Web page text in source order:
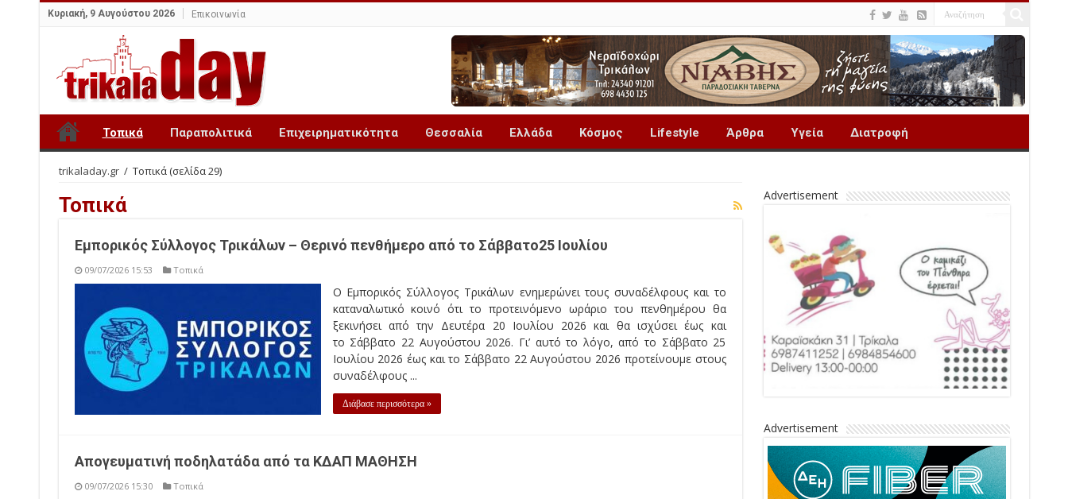
Κυριακή, 9 Αυγούστου 2026 Επικοινωνία
Τοπικά Παραπολιτικά Επιχειρηματικότητα Θεσσαλία Ελλάδα Κόσμος Lifestyle Άρθρα Υγεία Διατροφή
trikaladay.gr / Τοπικά(σελίδα 29)
Τοπικά
Εμπορικός Σύλλογος Τρικάλων – Θερινό πενθήμερο από το Σάββατο25 Ιουλίου
09/07/2026 15:53 Τοπικά
Ο Εμπορικός Σύλλογος Τρικάλων ενημερώνει τους συναδέλφους και το
καταναλωτικό κοινό ότι το προτεινόμενο ωράριο του πενθημέρου θα
ξεκινήσει από την Δευτέρα 20 Ιουλίου 2026 και θα ισχύσει έως και
το Σάββατο 22 Αυγούστου 2026. Γι’ αυτό το λόγο, από το Σάββατο 25
Ιουλίου 2026 έως και το Σάββατο 22 Αυγούστου 2026 προτείνουμε στους
συναδέλφους ...
Διάβασε περισσότερα »
Απογευματινή ποδηλατάδα από τα ΚΔΑΠ ΜΑΘΗΣΗ
09/07/2026 15:30 Τοπικά
Advertisement
Advertisement